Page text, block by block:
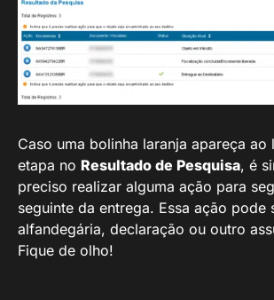
Caso uma bolinha laranja apareça ao
etapa no Resultado de Pesquisa, é
preciso realizar alguma ação para
seguinte da entrega. Essa ação pode
alfandegária, declaração ou outro
Fique de olho!